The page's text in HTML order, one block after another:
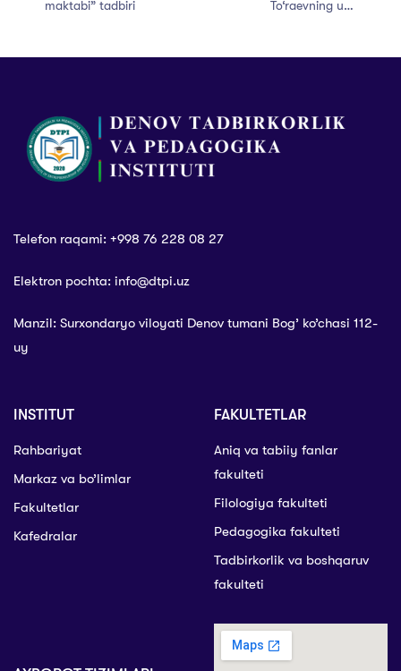
maktabi” tadbiri
To‘raevning uy-
Telefon raqami: +998 76 228 08 27
Elektron pochta: info@dtpi.uz
Manzil: Surxondaryo viloyati Denov tumani Bog’ ko’chasi 112-
uy
INSTITUT
Rahbariyat
Markaz va bo’limlar
Fakultetlar
Kafedralar
FAKULTETLAR
Aniq va tabiiy fanlar
fakulteti
Filologiya fakulteti
Pedagogika fakulteti
Tadbirkorlik va boshqaruv
fakulteti